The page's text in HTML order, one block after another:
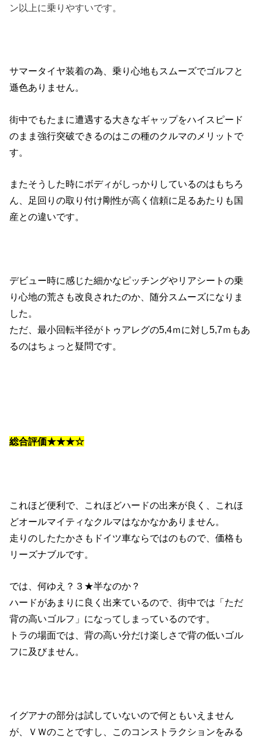
ン以上に乗りやすいです。
サマータイヤ装着の為、乗り心地もスムーズでゴルフと
遜色ありません。
街中でもたまに遭遇する大きなギャップをハイスピード
のまま強行突破できるのはこの種のクルマのメリットで
す。
またそうした時にボディがしっかりしているのはもちろ
ん、足回りの取り付け剛性が高く信頼に足るあたりも国
産との違いです。
デビュー時に感じた細かなピッチングやリアシートの乗
り心地の荒さも改良されたのか、随分スムーズになりま
した。
ただ、最小回転半径がトゥアレグの5,4ｍに対し5,7ｍもあ
るのはちょっと疑問です。
総合評価★★★☆
これほど便利で、これほどハードの出来が良く、これほ
どオールマイティなクルマはなかなかありません。
走りのしたたかさもドイツ車ならではのもので、価格も
リーズナブルです。
では、何ゆえ？３★半なのか？
ハードがあまりに良く出来ているので、街中では「ただ
背の高いゴルフ」になってしまっているのです。
トラの場面では、背の高い分だけ楽しさで背の低いゴル
フに及びません。
イグアナの部分は試していないので何ともいえません
が、ＶＷのことですし、このコンストラクションをみる